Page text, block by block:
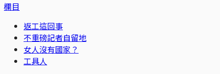
欄目
返工這回事
不重磅記者自留地
女人沒有國家？
工具人